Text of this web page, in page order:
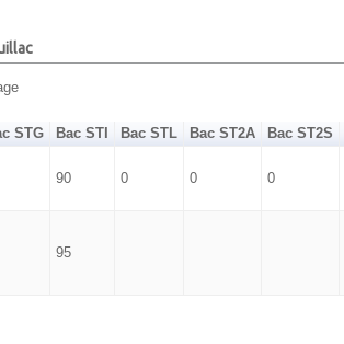
STG Bac STI Bac STL Bac ST2A Bac ST2S
90 0 0 0
95